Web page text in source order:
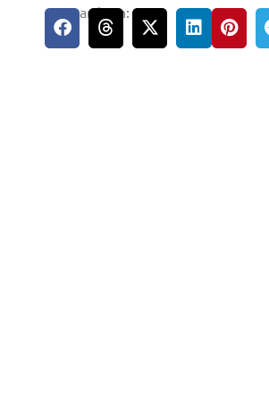
compartir en: